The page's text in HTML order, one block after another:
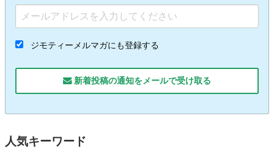
ジモティーメルマガにも登録する
新着投稿の通知をメールで受け取る
人気キーワード